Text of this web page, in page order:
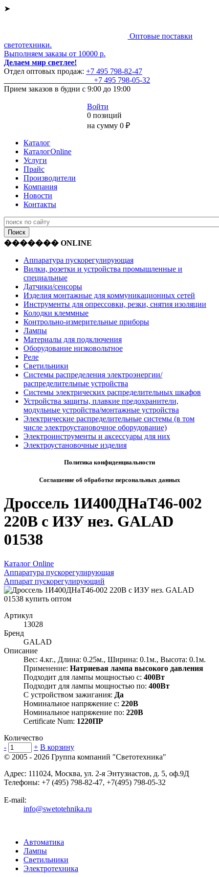
➤
Оптовые поставки
светотехники.
Выполняем заказы от 10000 р.
Делаем мир светлее!
Отдел оптовых продаж: +7 495 798-82-47
+7 495 798-05-32
Прием заказов в будни с 9:00 до 19:00
Войти
0 позиций
на сумму 0 ₽
Каталог
КаталогOnline
Услуги
Прайс
Производители
Компания
Новости
Контакты
������� ONLINE
Аппаратура пускорегулирующая
Вилки, розетки и устройства промышленные и
специальные
Датчики/сенсоры
Изделия монтажные для коммуникационных сетей
Инструменты для опрессовки, резки, снятия изоляции
Колодки клеммные
Контрольно-измерительные приборы
Лампы
Материалы для подключения
Оборудование низковольтное
Реле
Светильники
Системы распределения электроэнергии/
распределительные устройства
Системы электрических распределительных шкафов
Устройства защиты, плавкие предохранители,
модульные устройства/монтажные устройства
Электрические распределительные системы (в том
числе электроустановочное оборудование)
Электроинструменты и аксессуары для них
Электроустановочные изделия
Политика конфиденциальности
Соглашение об обработке персональных данных
Дроссель 1И400ДНаТ46-002
220В с ИЗУ нез. GALAD
01538
Каталог Online
Аппаратура пускорегулирующая
Аппарат пускорегулирующий
Артикул
13028
Бренд
GALAD
Описание
Вес: 4.кг., Длина: 0.25м., Ширина: 0.1м., Высота: 0.1м.
Применение: Натриевая лампа высокого давления
Подходит для лампы мощностью с: 400Вт
Подходит для лампы мощностью по: 400Вт
С устройством зажигания: Да
Номинальное напряжение с: 220В
Номинальное напряжение по: 220В
Certificate Num: 1220ПР
Количество
-
+ В корзину
© 2005 - 2026 Группа компаний "Светотехника"
Адрес: 111024, Москва, ул. 2-я Энтузиастов, д. 5, оф.9Д
Телефоны: +7 (495) 798-82-47, +7(495) 798-05-32
E-mail:
info@swetotehnika.ru
Автоматика
Лампы
Светильники
Электротехника